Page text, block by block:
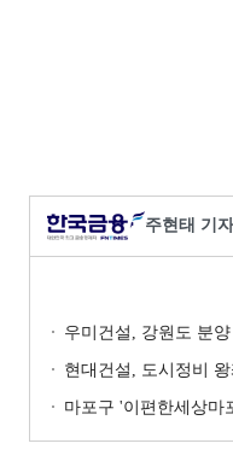
주현태 기자
우미건설, 강원도 분
현대건설, 도시정비
마포구 '이편한세상마